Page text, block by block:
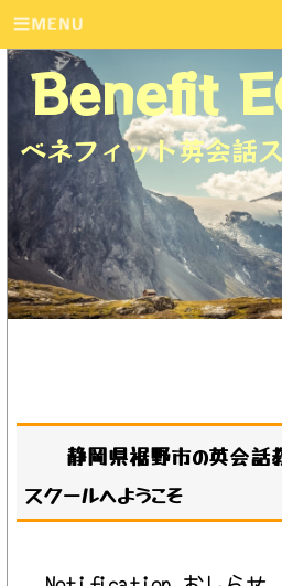
Benefit
ベネフィット英会話
静岡県裾野市の英会
スクールへようこそ